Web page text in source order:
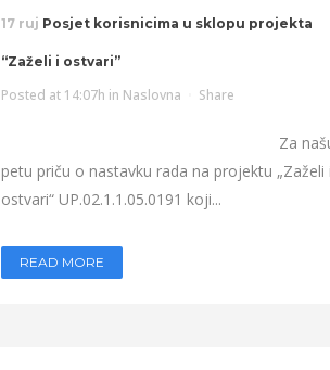
17 ruj Posjet korisnicima u sklopu projekta
“Zaželi i ostvari”
Posted at 14:07h in Naslovna Share
Za
petu priču o nastavku rada na projektu „Zaželi
ostvari“ UP.02.1.1.05.0191 koji...
READ MORE